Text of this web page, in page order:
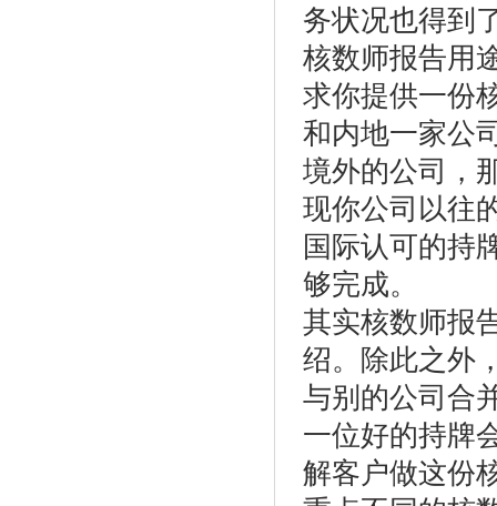
务状况也得到
核数师报告用
求你提供一份
和内地一家公
境外的公司，
现你公司以往
国际认可的持
够完成。
其实核数师报
绍。除此之外
与别的公司合
一位好的持牌
解客户做这份